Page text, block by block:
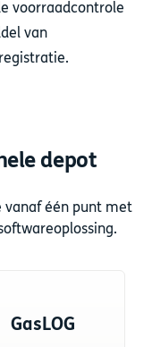
voorraadcontrole
van
depot
vanaf één punt met
GasLOG